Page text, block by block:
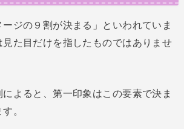
ージの９割が決まる」といわれていま
た目だけを指したものではありませ
によると、第一印象はこの要素で決ま
。